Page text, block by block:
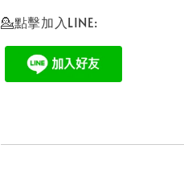
💁點擊加入LINE: